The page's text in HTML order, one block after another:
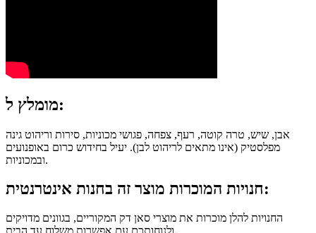
מומלץ ל:
אבן, שיש, טרה קוטה, רעף, צפחה, פגושי מכוניות, סירות וריהוט גינה
מפלסטיק (אינו מתאים לריהוט לבן). יעיל בחידוש כרום באופנועים
ובמכוניות.
חנויות המוכרות מוצר זה בחנות אינטרנטית:
החנויות להלן מוכרות את מוצרי סאן דק המקוריים, בגוונים מדויקים
ולנוחותכם עם אפשרות משלוח עד הבית.